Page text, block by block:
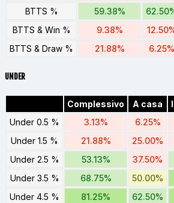
BTTS %
59.38%
BTTS & Win %
9.38%
BTTS & Draw %
21.88% 6.25%
UNDER
Complessivo A casa
Under 0.5 %
3.13% 6.25%
Under 1.5 %
21.88% 25.00%
Under 2.5 %
53.13% 37.50%
Under 3.5 %
68.75% 50.00%
Under 4.5 %
81.25% 62.50%